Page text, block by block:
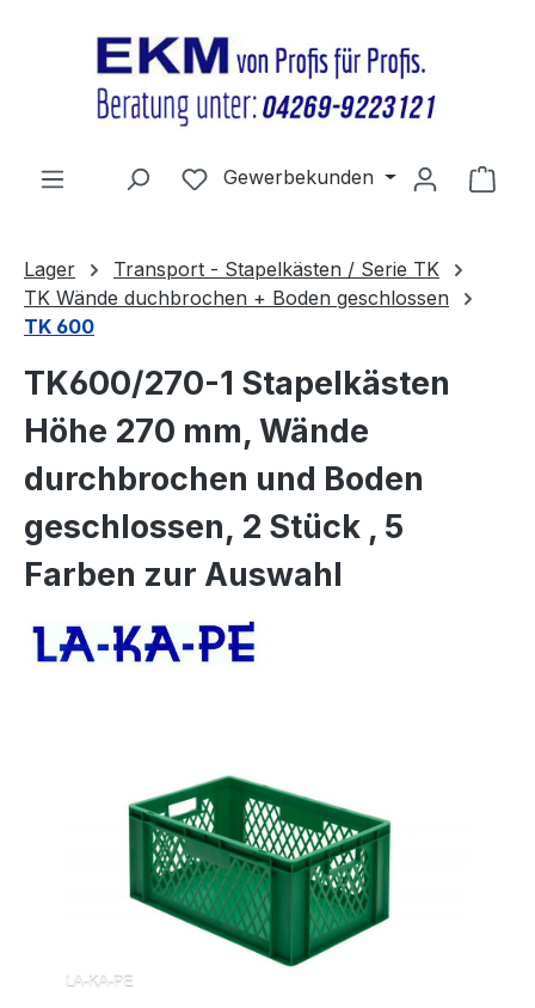
Du hast 0 Produkte auf dem
Gewerbekunden
Lager
Transport - Stapelkästen / Serie TK
TK Wände duchbrochen + Boden geschlossen
TK 600
TK600/270-1 Stapelkästen
Höhe 270 mm, Wände
durchbrochen und Boden
geschlossen, 2 Stück , 5
Farben zur Auswahl